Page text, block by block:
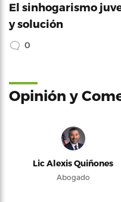
El sinhogarismo
y solución
0
Opinión y
Lic Alexis Quiñones
Abogado